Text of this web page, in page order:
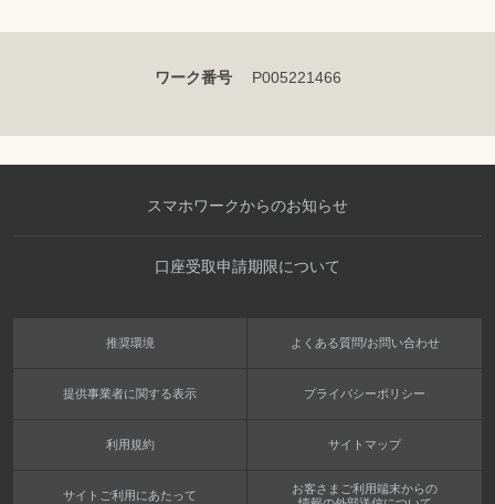
ワーク番号 P005221466
スマホワークからのお知らせ
口座受取申請期限について
推奨環境 よくある質問/お問い合わせ
提供事業者に関する表示 プライバシーポリシー
利用規約 サイトマップ
サイトご利用にあたって
お客さまご利用端末からの